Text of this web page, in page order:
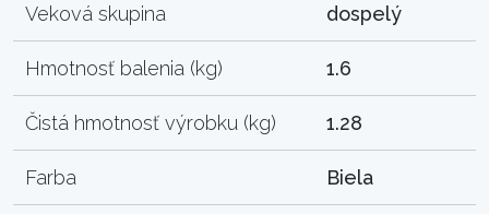
Veková skupina dospelý
Hmotnosť balenia (kg) 1.6
Čistá hmotnosť výrobku (kg) 1.28
Farba Biela